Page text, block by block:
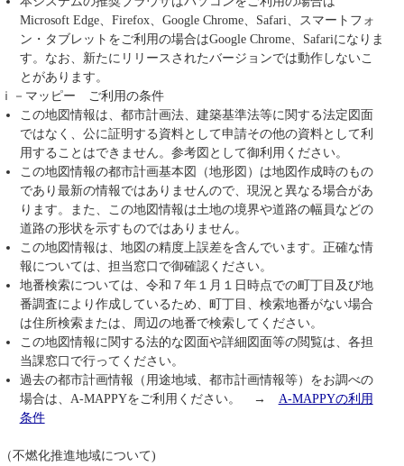
Microsoft Edge、Firefox、Google Chrome、Safari、スマートフォ
ン・タブレットをご利用の場合はGoogle Chrome、Safariになりま
す。なお、新たにリリースされたバージョンでは動作しないこ
とがあります。
ｉ－マッピー ご利用の条件
この地図情報は、都市計画法、建築基準法等に関する法定図面
ではなく、公に証明する資料として申請その他の資料として利
用することはできません。参考図として御利用ください。
この地図情報の都市計画基本図（地形図）は地図作成時のもの
であり最新の情報ではありませんので、現況と異なる場合があ
ります。また、この地図情報は土地の境界や道路の幅員などの
道路の形状を示すものではありません。
この地図情報は、地図の精度上誤差を含んでいます。正確な情
報については、担当窓口で御確認ください。
地番検索については、令和７年１月１日時点での町丁目及び地
番調査により作成しているため、町丁目、検索地番がない場合
は住所検索または、周辺の地番で検索してください。
この地図情報に関する法的な図面や詳細図面等の閲覧は、各担
当課窓口で行ってください。
過去の都市計画情報（用途地域、都市計画情報等）をお調べの
場合は、A-MAPPYをご利用ください。 → A-MAPPYの利用
条件
（不燃化推進地域について)